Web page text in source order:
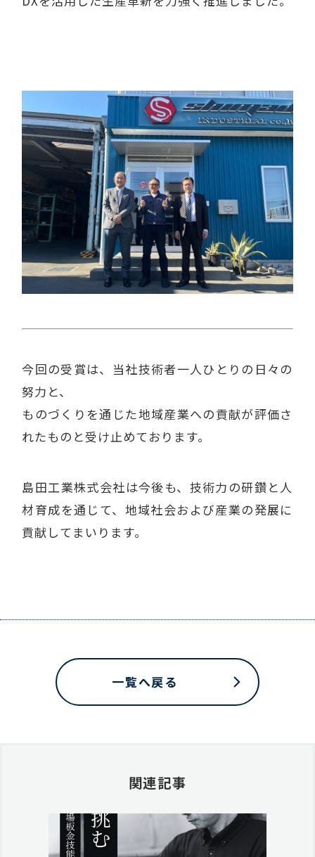
今回の受賞は、当社技術者一人ひとりの日々の
努力と、
ものづくりを通じた地域産業への貢献が評価さ
れたものと受け止めております。
島田工業株式会社は今後も、技術力の研鑽と人
材育成を通じて、地域社会および産業の発展に
貢献してまいります。
一覧へ戻る
関連記事